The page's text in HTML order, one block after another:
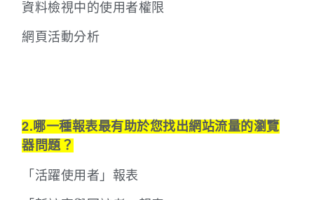
資料檢視中的使用者權限
網頁活動分析
2.哪一種報表最有助於您找出網站流量的瀏覽
器問題？
「活躍使用者」報表